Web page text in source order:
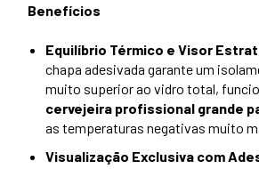
Benefícios
Equilíbrio Térmico e Visor
chapa adesivada garante um
muito superior ao vidro total,
cervejeira profissional grande
as temperaturas negativas muito
Visualização Exclusiva com